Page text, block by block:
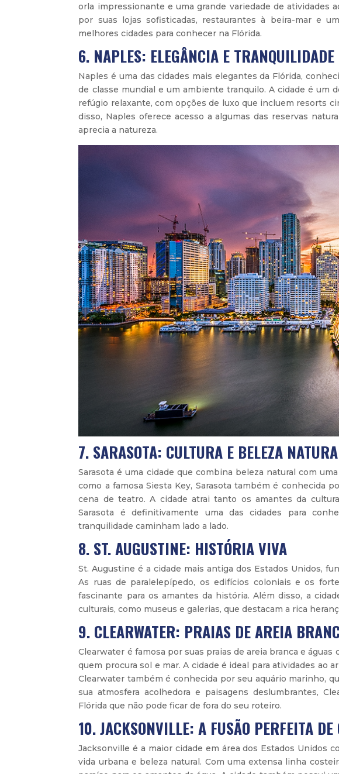
orla impressionante e uma grande variedade de atividades
por suas lojas sofisticadas, restaurantes à beira-mar e
melhores cidades para conhecer na Flórida.
6. NAPLES: ELEGÂNCIA E TRANQUILIDADE
Naples é uma das cidades mais elegantes da Flórida,
de classe mundial e um ambiente tranquilo. A cidade é um
refúgio relaxante, com opções de luxo que incluem resorts
disso, Naples oferece acesso a algumas das reservas
aprecia a natureza.
7. SARASOTA: CULTURA E BELEZA
Sarasota é uma cidade que combina beleza natural com
como a famosa Siesta Key, Sarasota também é conhecida
cena de teatro. A cidade atrai tanto os amantes da
Sarasota é definitivamente uma das cidades para
tranquilidade caminham lado a lado.
8. ST. AUGUSTINE: HISTÓRIA VIVA
St. Augustine é a cidade mais antiga dos Estados Unidos,
As ruas de paralelepípedo, os edifícios coloniais e os
fascinante para os amantes da história. Além disso, a
culturais, como museus e galerias, que destacam a rica
9. CLEARWATER: PRAIAS DE AREIA
Clearwater é famosa por suas praias de areia branca e
quem procura sol e mar. A cidade é ideal para atividades ao
Clearwater também é conhecida por seu aquário marinho,
sua atmosfera acolhedora e paisagens deslumbrantes,
Flórida que não pode ficar de fora do seu roteiro.
10. JACKSONVILLE: A FUSÃO PERFEITA
Jacksonville é a maior cidade em área dos Estados Unidos
vida urbana e beleza natural. Com uma extensa linha